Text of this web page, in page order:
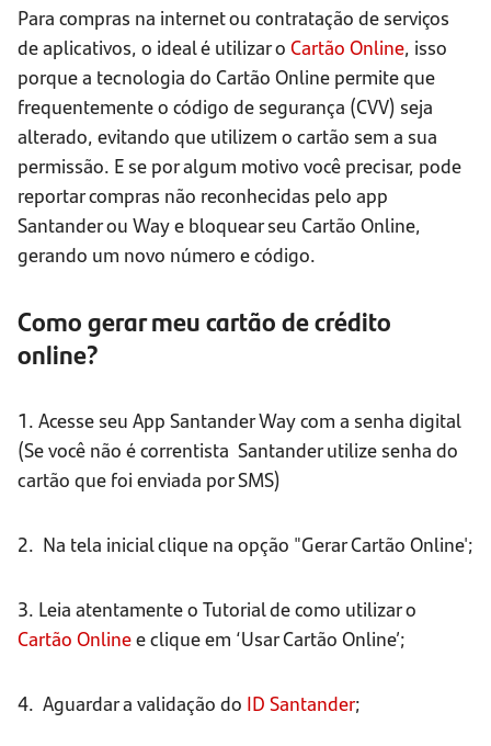
Para compras na internet ou contratação de serviços
de aplicativos, o ideal é utilizar o Cartão Online, isso
porque a tecnologia do Cartão Online permite que
frequentemente o código de segurança (CVV) seja
alterado, evitando que utilizem o cartão sem a sua
permissão. E se por algum motivo você precisar, pode
reportar compras não reconhecidas pelo app
Santander ou Way e bloquear seu Cartão Online,
gerando um novo número e código.
Como gerar meu cartão de crédito
online?
1. Acesse seu App Santander Waycom a senha digital
(Se você não é correntista Santander utilize senha do
cartão que foi enviada por SMS)
2. Na tela inicial clique na opção "Gerar Cartão Online';
3. Leia atentamente o Tutorial de como utilizar o
Cartão Onlinee clique em ‘Usar Cartão Online’;
4. Aguardar a validação do ID Santander;